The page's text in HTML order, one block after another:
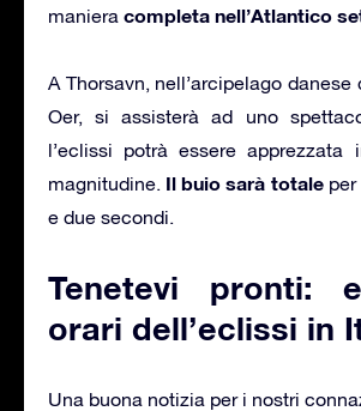
maniera completa nell’Atlantico
A Thorsavn, nell’arcipelago danese
Oer, si assisterà ad uno
l’eclissi potrà essere
magnitudine. Il buio sarà totaleper
e due secondi.
Tenetevi pronti:
orari dell’eclissi in
Una buona notizia per i nostri